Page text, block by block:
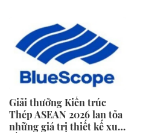
Giải thưởng Kiến trúc
Thép ASEAN 2026 lan tỏa
những giá trị thiết kế xuất